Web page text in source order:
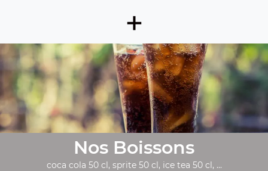
+
Nos Boissons
coca cola 50 cl, sprite 50 cl, ice tea 50 cl, ...